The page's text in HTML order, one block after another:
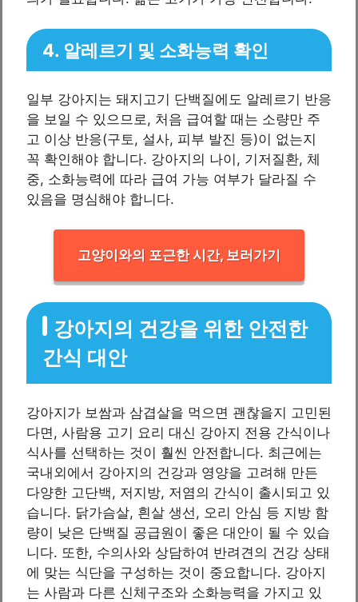
4. 알레르기 및 소화능력 확인
일부 강아지는 돼지고기 단백질에도 알레르기 반응
을 보일 수 있으므로, 처음 급여할 때는 소량만 주
고 이상 반응(구토, 설사, 피부 발진 등)이 없는지
꼭 확인해야 합니다. 강아지의 나이, 기저질환, 체
중, 소화능력에 따라 급여 가능 여부가 달라질 수
있음을 명심해야 합니다.
고양이와의 포근한 시간, 보러가기
강아지의 건강을 위한 안전한
간식 대안
강아지가 보쌈과 삼겹살을 먹으면 괜찮을지 고민된
다면, 사람용 고기 요리 대신 강아지 전용 간식이나
식사를 선택하는 것이 훨씬 안전합니다. 최근에는
국내외에서 강아지의 건강과 영양을 고려해 만든
다양한 고단백, 저지방, 저염의 간식이 출시되고 있
습니다. 닭가슴살, 흰살 생선, 오리 안심 등 지방 함
량이 낮은 단백질 공급원이 좋은 대안이 될 수 있습
니다. 또한, 수의사와 상담하여 반려견의 건강 상태
에 맞는 식단을 구성하는 것이 중요합니다. 강아지
는 사람과 다른 신체구조와 소화능력을 가지고 있